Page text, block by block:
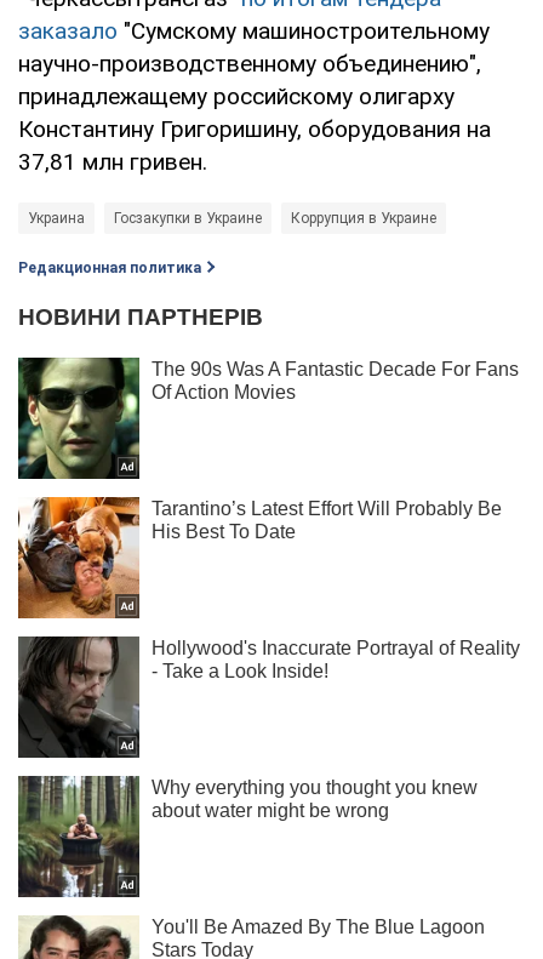
заказало "Сумскому машиностроительному
научно-производственному объединению",
принадлежащему российскому олигарху
Константину Григоришину, оборудования на
37,81 млн гривен.
Украина Госзакупки в Украине Коррупция в Украине
Редакционная политика